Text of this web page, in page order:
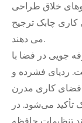
خلاق طراحی
چابک ترجیح
می دهند.
جویی در فضا با
ردپای فشرده و
فضای کاری مدرن
تأکید می‌شود. در